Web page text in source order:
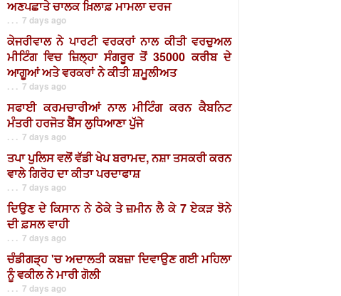
ਅਣਪਛਾਤੇ ਚਾਲਕ ਖ਼ਿਲਾਫ਼ ਮਾਮਲਾ ਦਰਜ
. . . 7 days ago
ਕੇਜਰੀਵਾਲ ਨੇ ਪਾਰਟੀ ਵਰਕਰਾਂ ਨਾਲ ਕੀਤੀ ਵਰਚੁਅਲ
ਮੀਟਿੰਗ ਵਿਚ ਜ਼ਿਲ੍ਹਾ ਸੰਗਰੂਰ ਤੋਂ 35000 ਕਰੀਬ ਦੇ
ਆਗੂਆਂ ਅਤੇ ਵਰਕਰਾਂ ਨੇ ਕੀਤੀ ਸ਼ਮੂਲੀਅਤ
. . . 7 days ago
ਸਫਾਈ ਕਰਮਚਾਰੀਆਂ ਨਾਲ ਮੀਟਿੰਗ ਕਰਨ ਕੈਬਨਿਟ
ਮੰਤਰੀ ਹਰਜੋਤ ਬੈਂਸ ਲੁਧਿਆਣਾ ਪੁੱਜੇ
. . . 7 days ago
ਤਪਾ ਪੁਲਿਸ ਵਲੋਂ ਵੱਡੀ ਖੇਪ ਬਰਾਮਦ, ਨਸ਼ਾ ਤਸਕਰੀ ਕਰਨ
ਵਾਲੇ ਗਿਰੋਹ ਦਾ ਕੀਤਾ ਪਰਦਾਫਾਸ਼
. . . 7 days ago
ਦਿਉਣ ਦੇ ਕਿਸਾਨ ਨੇ ਠੇਕੇ ਤੇ ਜ਼ਮੀਨ ਲੈ ਕੇ 7 ਏਕੜ ਝੋਨੇ
ਦੀ ਫ਼ਸਲ ਵਾਹੀ
. . . 7 days ago
ਚੰਡੀਗੜ੍ਹ 'ਚ ਅਦਾਲਤੀ ਕਬਜ਼ਾ ਦਿਵਾਉਣ ਗਈ ਮਹਿਲਾ
ਨੂੰ ਵਕੀਲ ਨੇ ਮਾਰੀ ਗੋਲੀ
. . . 7 days ago